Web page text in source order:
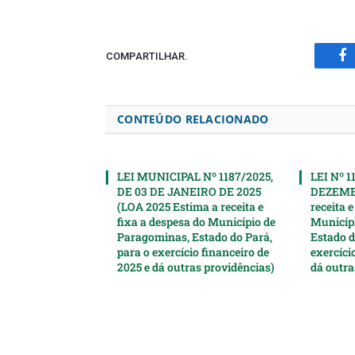
COMPARTILHAR.
CONTEÚDO RELACIONADO
LEI MUNICIPAL Nº 1187/2025,
DE 03 DE JANEIRO DE 2025
(LOA 2025 Estima a receita e
fixa a despesa do Município de
Paragominas, Estado do Pará,
para o exercício financeiro de
2025 e dá outras providências)
LEI Nº
receita
Estado
dá